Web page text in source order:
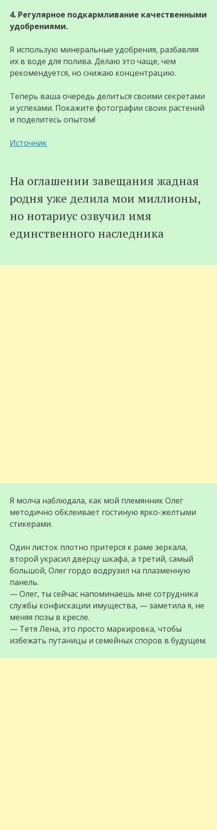
4. Регулярное подкармливание качественными
удобрениями.
Я использую минеральные удобрения, разбавляя
их в воде для полива. Делаю это чаще, чем
рекомендуется, но снижаю концентрацию.
Теперь ваша очередь делиться своими секретами
и успехами. Покажите фотографии своих растений
и поделитесь опытом!
Источник
На оглашении завещания жадная
родня уже делила мои миллионы,
но нотариус озвучил имя
единственного наследника
Я молча наблюдала, как мой племянник Олег
методично обклеивает гостиную ярко-желтыми
стикерами.
Один листок плотно притерся к раме зеркала,
второй украсил дверцу шкафа, а третий, самый
большой, Олег гордо водрузил на плазменную
панель.
— Олег, ты сейчас напоминаешь мне сотрудника
службы конфискации имущества, — заметила я, не
меняя позы в кресле.
— Тетя Лена, это просто маркировка, чтобы
избежать путаницы и семейных споров в будущем.